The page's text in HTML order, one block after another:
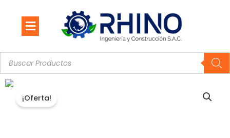
contenido
Búsqueda
de
productos
¡Oferta!